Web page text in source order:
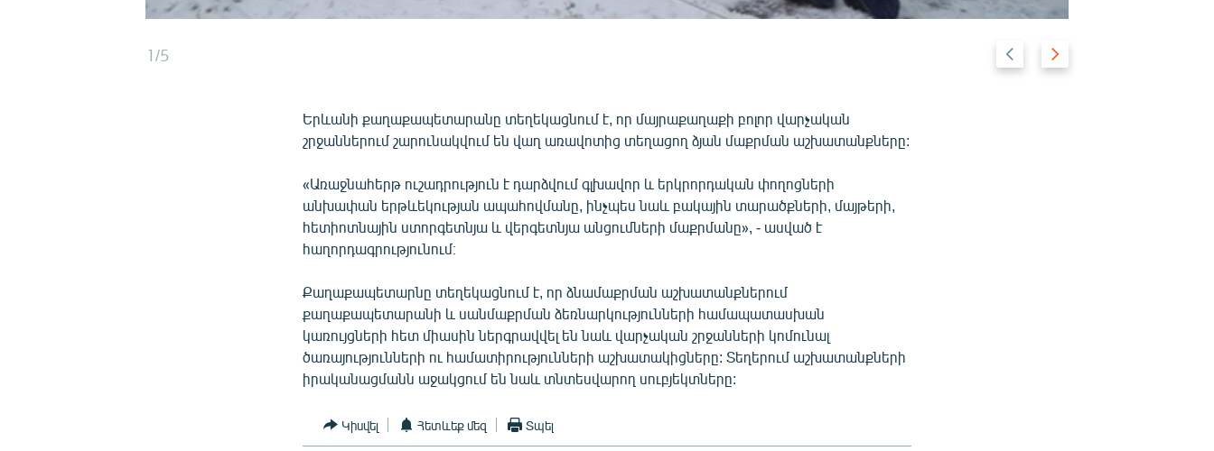
1/5
Previous
slide
Next
slide
Երևանի քաղաքապետարանը տեղեկացնում է, որ մայրաքաղաքի բոլոր վարչական
շրջաններում շարունակվում են վաղ առավոտից տեղացող ձյան մաքրման աշխատանքները:
«Առաջնահերթ ուշադրություն է դարձվում գլխավոր և երկրորդական փողոցների
անխափան երթևեկության ապահովմանը, ինչպես նաև բակային տարածքների, մայթերի,
հետիոտնային ստորգետնյա և վերգետնյա անցումների մաքրմանը», - ասված է
հաղորդագրությունում։
Քաղաքապետարնը տեղեկացնում է, որ ձնամաքրման աշխատանքներում
քաղաքապետարանի և սանմաքրման ձեռնարկությունների համապատասխան
կառույցների հետ միասին ներգրավվել են նաև վարչական շրջանների կոմունալ
ծառայությունների ու համատիրությունների աշխատակիցները: Տեղերում աշխատանքների
իրականացմանն աջակցում են նաև տնտեսվարող սուբյեկտները:
Կիսվել Հետևեք մեզ Տպել